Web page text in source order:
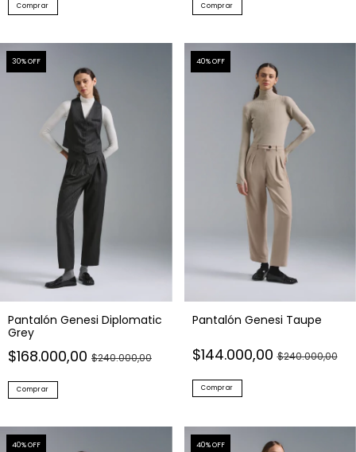
Comprar Comprar
30% OFF
Pantalón Genesi Diplomatic
Grey
$168.000,00 $240.000,00
Comprar
40% OFF
Pantalón Genesi Taupe
$144.000,00$240.000,00
Comprar
40% OFF 40% OFF